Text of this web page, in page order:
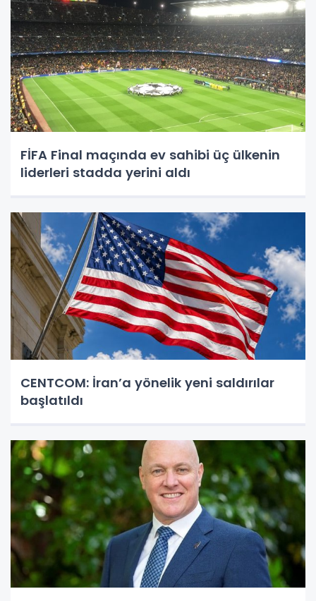
FİFA Final maçında ev sahibi üç ülkenin
liderleri stadda yerini aldı
CENTCOM: İran’a yönelik yeni saldırılar
başlatıldı